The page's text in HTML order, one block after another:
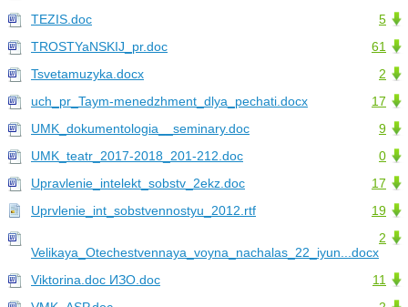
5
TEZIS.doc
61
TROSTYaNSKIJ_pr.doc
2
Tsvetamuzyka.docx
17
uch_pr_Taym-menedzhment_dlya_pechati.docx
9
UMK_dokumentologia__seminary.doc
0
UMK_teatr_2017-2018_201-212.doc
17
Upravlenie_intelekt_sobstv_2ekz.doc
19
Uprvlenie_int_sobstvennostyu_2012.rtf
2
Velikaya_Otechestvennaya_voyna_nachalas_22_iyun...docx
11
Viktorina.doc ИЗО.doc